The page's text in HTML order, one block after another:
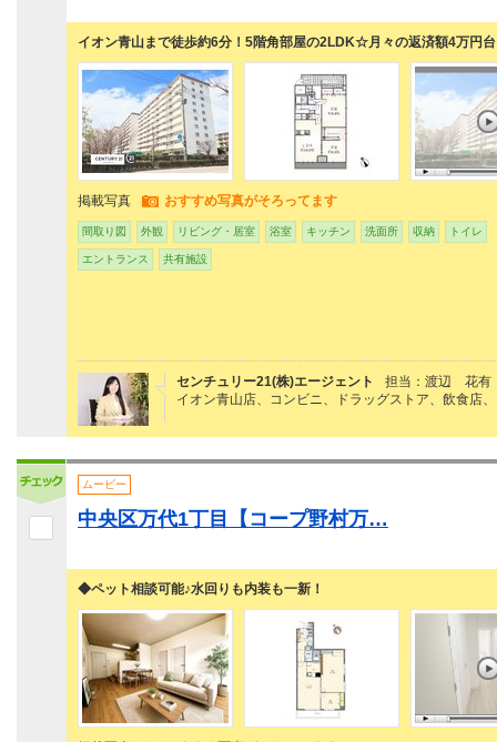
イオン青山まで徒歩約6分！5階角部屋の2LDK☆月々の返済額4万円台
掲載写真 おすすめ写真がそろってます
間取り図 外観 リビング・居室 浴室 キッチン 洗面所 収納 トイレ
エントランス 共有施設
センチュリー21(株)エージェント
担当：渡辺 花有
イオン青山店、コンビニ、ドラッグストア、飲食店
ムービー
中央区万代1丁目【コープ野村万…
◆ペット相談可能♪水回りも内装も一新！